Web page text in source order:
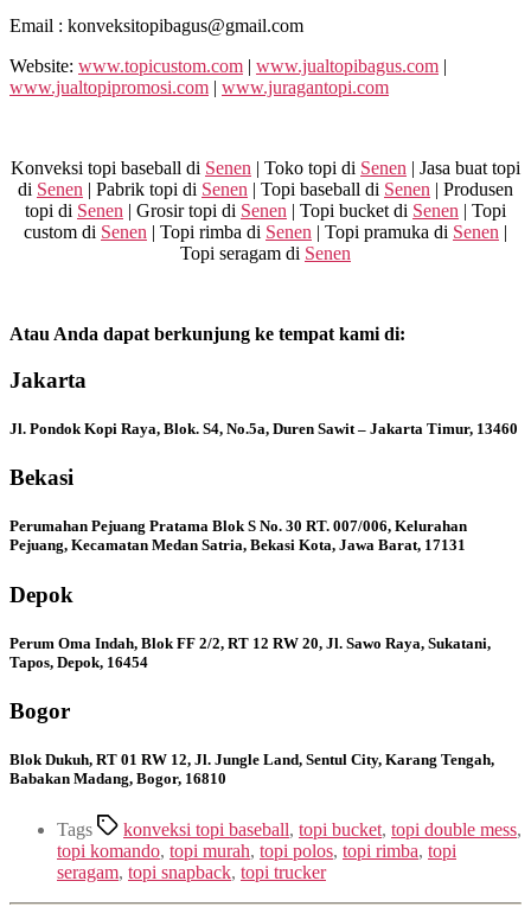
Email : konveksitopibagus@gmail.com
Website: www.topicustom.com | www.jualtopibagus.com |
www.jualtopipromosi.com | www.juragantopi.com
Konveksi topi baseball di Senen | Toko topi di Senen | Jasa buat topi
di Senen | Pabrik topi di Senen | Topi baseball di Senen | Produsen
topi di Senen | Grosir topi di Senen | Topi bucket di Senen | Topi
custom di Senen | Topi rimba di Senen | Topi pramuka di Senen |
Topi seragam di Senen
Atau Anda dapat berkunjung ke tempat kami di:
Jakarta
Jl. Pondok Kopi Raya, Blok. S4, No.5a, Duren Sawit – Jakarta Timur, 13460
Bekasi
Perumahan Pejuang Pratama Blok S No. 30 RT. 007/006, Kelurahan
Pejuang, Kecamatan Medan Satria, Bekasi Kota, Jawa Barat, 17131
Depok
Perum Oma Indah, Blok FF 2/2, RT 12 RW 20, Jl. Sawo Raya, Sukatani,
Tapos, Depok, 16454
Bogor
Blok Dukuh, RT 01 RW 12, Jl. Jungle Land, Sentul City, Karang Tengah,
Babakan Madang, Bogor, 16810
Tags konveksi topi baseball, topi bucket, topi double mess,
topi komando, topi murah, topi polos, topi rimba, topi
seragam, topi snapback, topi trucker